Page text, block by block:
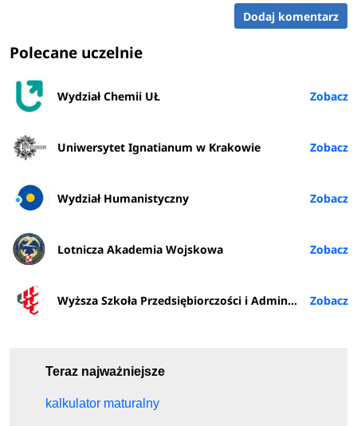
Dodaj komentarz
Polecane uczelnie
Wydział Chemii UŁ
Uniwersytet Ignatianum w Krakowie
Wydział Humanistyczny
Lotnicza Akademia Wojskowa
Wyższa Szkoła Przedsiębiorczości i Administracji w Lublinie
Teraz najważniejsze
kalkulator maturalny